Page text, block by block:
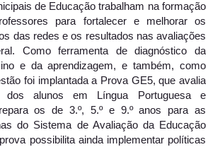
de Educação trabalham na formação
para fortalecer e melhorar os
das redes e os resultados nas avaliações
Como ferramenta de diagnóstico da
e da aprendizagem, e também, como
foi implantada a Prova GE5, que avalia
dos alunos em Língua Portuguesa e
os de 3.º, 5.º e 9.º anos para as
do Sistema de Avaliação da Educação
possibilita ainda implementar políticas